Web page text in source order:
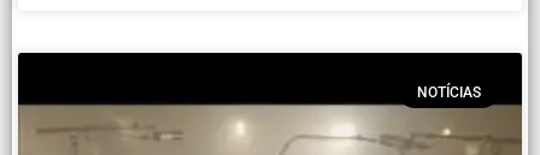
NOTÍCIAS